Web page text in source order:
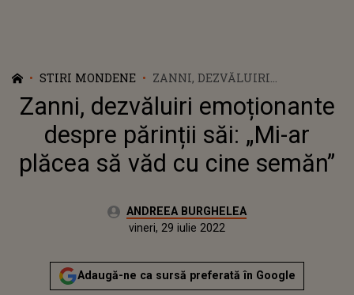
STIRI MONDENE
ZANNI, DEZVĂLUIRI
EMOȚIONANTE DESPRE
PĂRINȚII SĂI: „MI-AR PLĂCEA
SĂ VĂD CU CINE SEMĂN”
Zanni, dezvăluiri emoționante
despre părinții săi: „Mi-ar
plăcea să văd cu cine semăn”
Autor:ANDREEA BURGHELEA
Actualizat:
vineri, 29 iulie 2022
Adaugă-ne ca sursă preferată în Google